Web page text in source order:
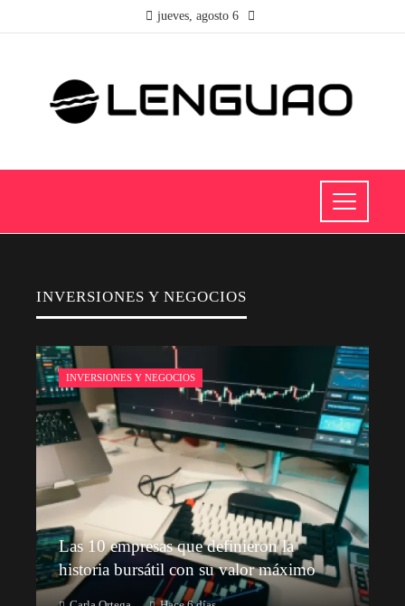
jueves, agosto 6
INVERSIONES Y NEGOCIOS
INVERSIONES Y NEGOCIOS
Las 10 empresas que definieron la
historia bursátil con su valor máximo